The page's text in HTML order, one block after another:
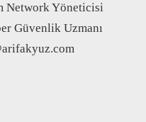
Network Yöneticisi
Güvenlik Uzmanı